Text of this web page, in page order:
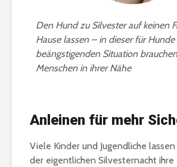
Den Hund zu Silvester auf keinen
Hause lassen – in dieser für Hunde
beängstigenden Situation
Menschen in ihrer Nähe
Anleinen für mehr
Viele Kinder und Jugendliche
der eigentlichen Silvesternacht ihre